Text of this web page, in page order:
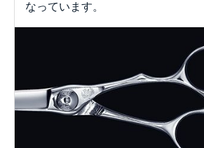
なっています。